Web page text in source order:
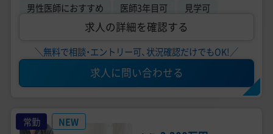
男性医師におすすめ
医師3年目可 見学可
求人の詳細を確認する
＼無料で相談・エントリー可、状況確認だけでもOK!／
求人に問い合わせる
常勤 NEW